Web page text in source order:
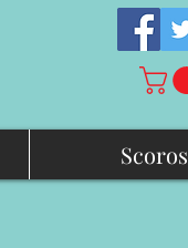
Scoros